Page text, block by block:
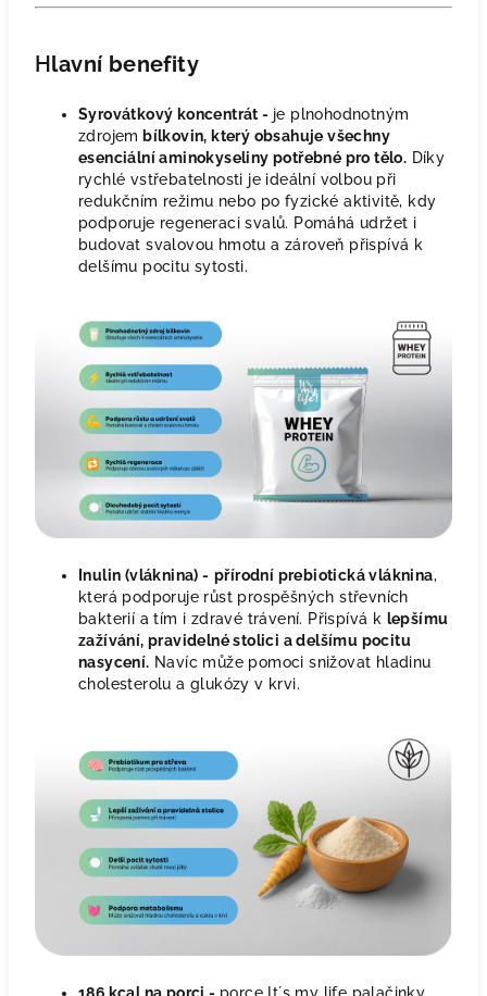
Hlavní benefity
Syrovátkový koncentrát - je plnohodnotným
zdrojem bílkovin, který obsahuje všechny
esenciální aminokyseliny potřebné pro tělo. Díky
rychlé vstřebatelnosti je ideální volbou při
redukčním režimu nebo po fyzické aktivitě, kdy
podporuje regeneraci svalů. Pomáhá udržet i
budovat svalovou hmotu a zároveň přispívá k
delšímu pocitu sytosti.
Inulin (vláknina) - přírodní prebiotická vláknina,
která podporuje růst prospěšných střevních
bakterií a tím i zdravé trávení. Přispívá k lepšímu
zažívání, pravidelné stolici a delšímu pocitu
nasycení. Navíc může pomoci snižovat hladinu
cholesterolu a glukózy v krvi.